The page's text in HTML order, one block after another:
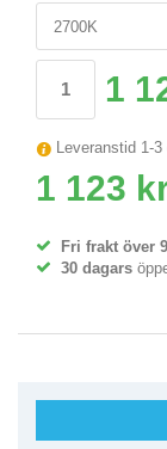
1
Leveranstid 1-3
1 123
Fri frakt över
30 dagars